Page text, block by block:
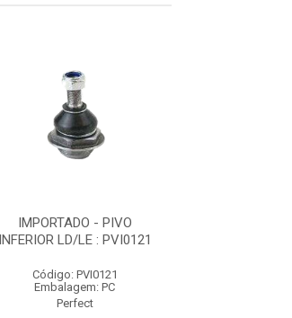
IMPORTADO - PIVO
INFERIOR LD/LE : PVI0121
Código: PVI0121
Embalagem: PC
Perfect